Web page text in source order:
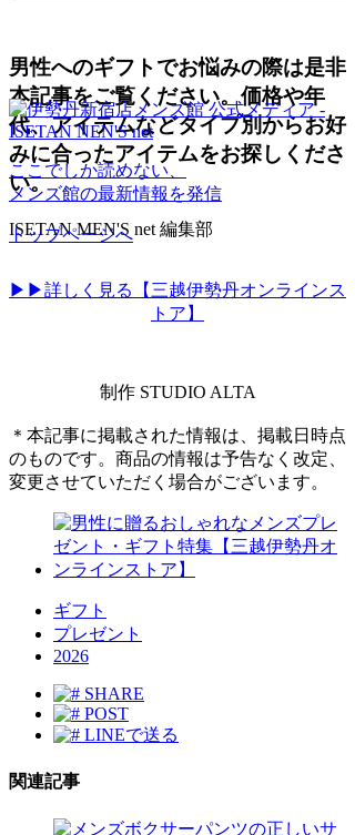
男性へのギフトでお悩みの際は是非
本記事をご覧ください。価格や年
代、アイテムなどタイプ別からお好
みに合ったアイテムをお探しくださ
い。
ISETAN MEN'S net 編集部
▶▶詳しく見る【三越伊勢丹オンラインス
トア】
制作 STUDIO ALTA
＊本記事に掲載された情報は、掲載日時点
のものです。商品の情報は予告なく改定、
変更させていただく場合がございます。
ギフト
プレゼント
2026
SHARE
POST
LINEで送る
関連記事
ここでしか読めない、
メンズ館の最新情報を発信
トップページへ